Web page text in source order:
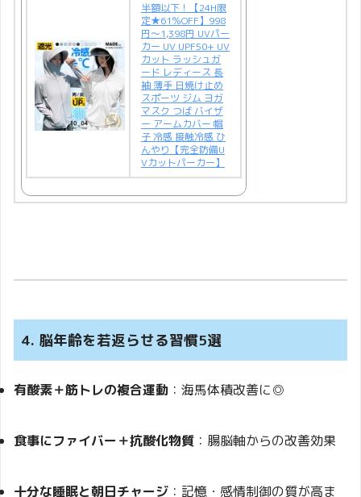
半額以下！【24H限
定★61％OFF】998
円～1,398円 UVパー
カー UV UPF50+ UV
カット ラッシュガ
ード レディース 長
袖 薄手 日焼け止め
スポーツ ジム ヨガ
マスク つば バイザ
ー アームカバー 帽
子 冷感 接触冷感 ひ
んやり【完全防備U
Vカットパーカー】
4. 脳年齢を若返らせる習慣5選
有酸素＋筋トレの複合運動 ：海馬体積改善に◎
食事にファイバー＋抗酸化物質 ：腸脳軸からの改善効果
十分な睡眠と朝日チャージ ：記憶・感情制御の質が高ま